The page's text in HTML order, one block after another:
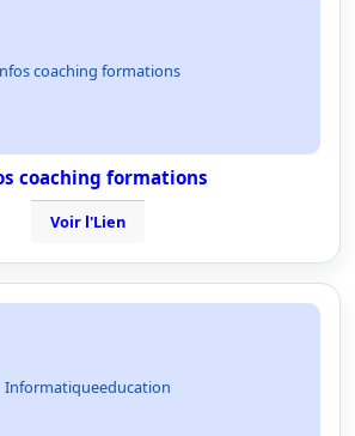
coaching formations
coaching formations
Voir l'Lien
Informatiqueeducation